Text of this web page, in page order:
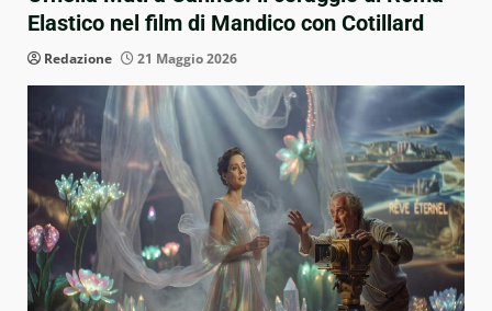
Elastico nel film di Mandico con Cotillard
Redazione 21 Maggio 2026